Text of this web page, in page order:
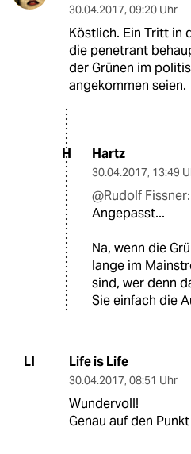
30.04.2017, 09:20 Uhr
Köstlich. Ein Tritt in
die penetrant
der Grünen im
angekommen seien.
H Hartz
30.04.2017, 13:49
@Rudolf Fissner:
Angepasst...
Na, wenn die
lange im
sind, wer denn
Sie einfach die
LI Life is Life
30.04.2017, 08:51 Uhr
Wundervoll!
Genau auf den